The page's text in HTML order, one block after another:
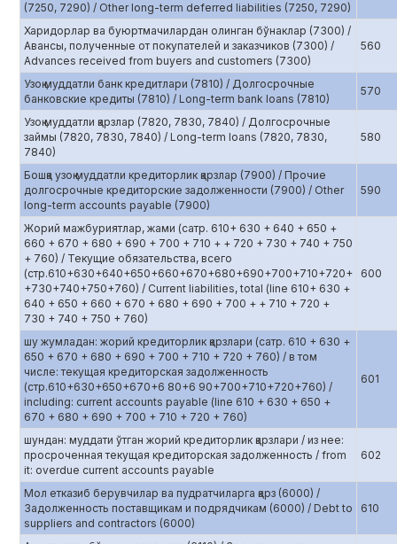
(7250, 7290) / Other long-term deferred liabilities (7250, 7290)
Харидорлар ва буюртмачилардан олинган бўнаклар (7300) /
Авансы, полученные от покупателей и заказчиков (7300) /
Advances received from buyers and customers (7300)
560
Узоқ муддатли банк кредитлари (7810) / Долгосрочные
банковские кредиты (7810) / Long-term bank loans (7810)
570
Узоқ муддатли қарзлар (7820, 7830, 7840) / Долгосрочные
займы (7820, 7830, 7840) / Long-term loans (7820, 7830,
7840)
580
Бошқа узоқ муддатли кредиторлик қарзлар (7900) / Прочие
долгосрочные кредиторские задолженности (7900) / Other
long-term accounts payable (7900)
590
Жорий мажбуриятлар, жами (сатр. 610+ 630 + 640 + 650 +
660 + 670 + 680 + 690 + 700 + 710 + + 720 + 730 + 740 + 750
+ 760) / Текущие обязательства, всего
(стр.610+630+640+650+660+670+680+690+700+710+720+
+730+740+750+760) / Current liabilities, total (line 610+ 630 +
640 + 650 + 660 + 670 + 680 + 690 + 700 + + 710 + 720 +
730 + 740 + 750 + 760)
600
шу жумладан: жорий кредиторлик қарзлари (сатр. 610 + 630 +
650 + 670 + 680 + 690 + 700 + 710 + 720 + 760) / в том
числе: текущая кредиторская задолженность
(стр.610+630+650+670+6 80+6 90+700+710+720+760) /
including: current accounts payable (line 610 + 630 + 650 +
670 + 680 + 690 + 700 + 710 + 720 + 760)
601
шундан: муддати ўтган жорий кредиторлик қарзлари / из нее:
просроченная текущая кредиторская задолженность / from
it: overdue current accounts payable
602
Мол етказиб берувчилар ва пудратчиларга қарз (6000) /
Задолженность поставщикам и подрядчикам (6000) / Debt to
suppliers and contractors (6000)
610